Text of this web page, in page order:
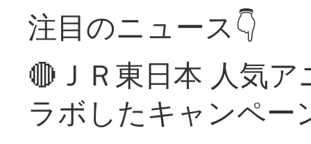
注目のニュース👇
🔴ＪＲ東日本 人気
ラボしたキャンペー